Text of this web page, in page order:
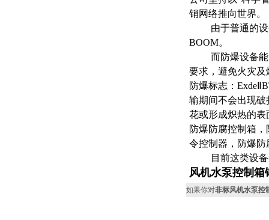
销网络推向世界。
由于普通的设备
BOOM。
而防爆设备能防
要求，避免火灾
防爆标志：
输期间不会出现
花或形成炽热的
防爆防腐控制箱
令控制器，防爆防
目前这类设备都
风机水泵控制箱
如果你对非标风机水泵控